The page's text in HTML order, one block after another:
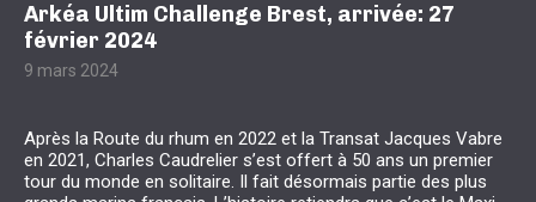
Arkéa Ultim Challenge Brest, arrivée: 27
février 2024
9 mars 2024
Après la Route du rhum en 2022 et la Transat Jacques Vabre
en 2021, Charles Caudrelier s’est offert à 50 ans un premier
tour du monde en solitaire. Il fait désormais partie des plus